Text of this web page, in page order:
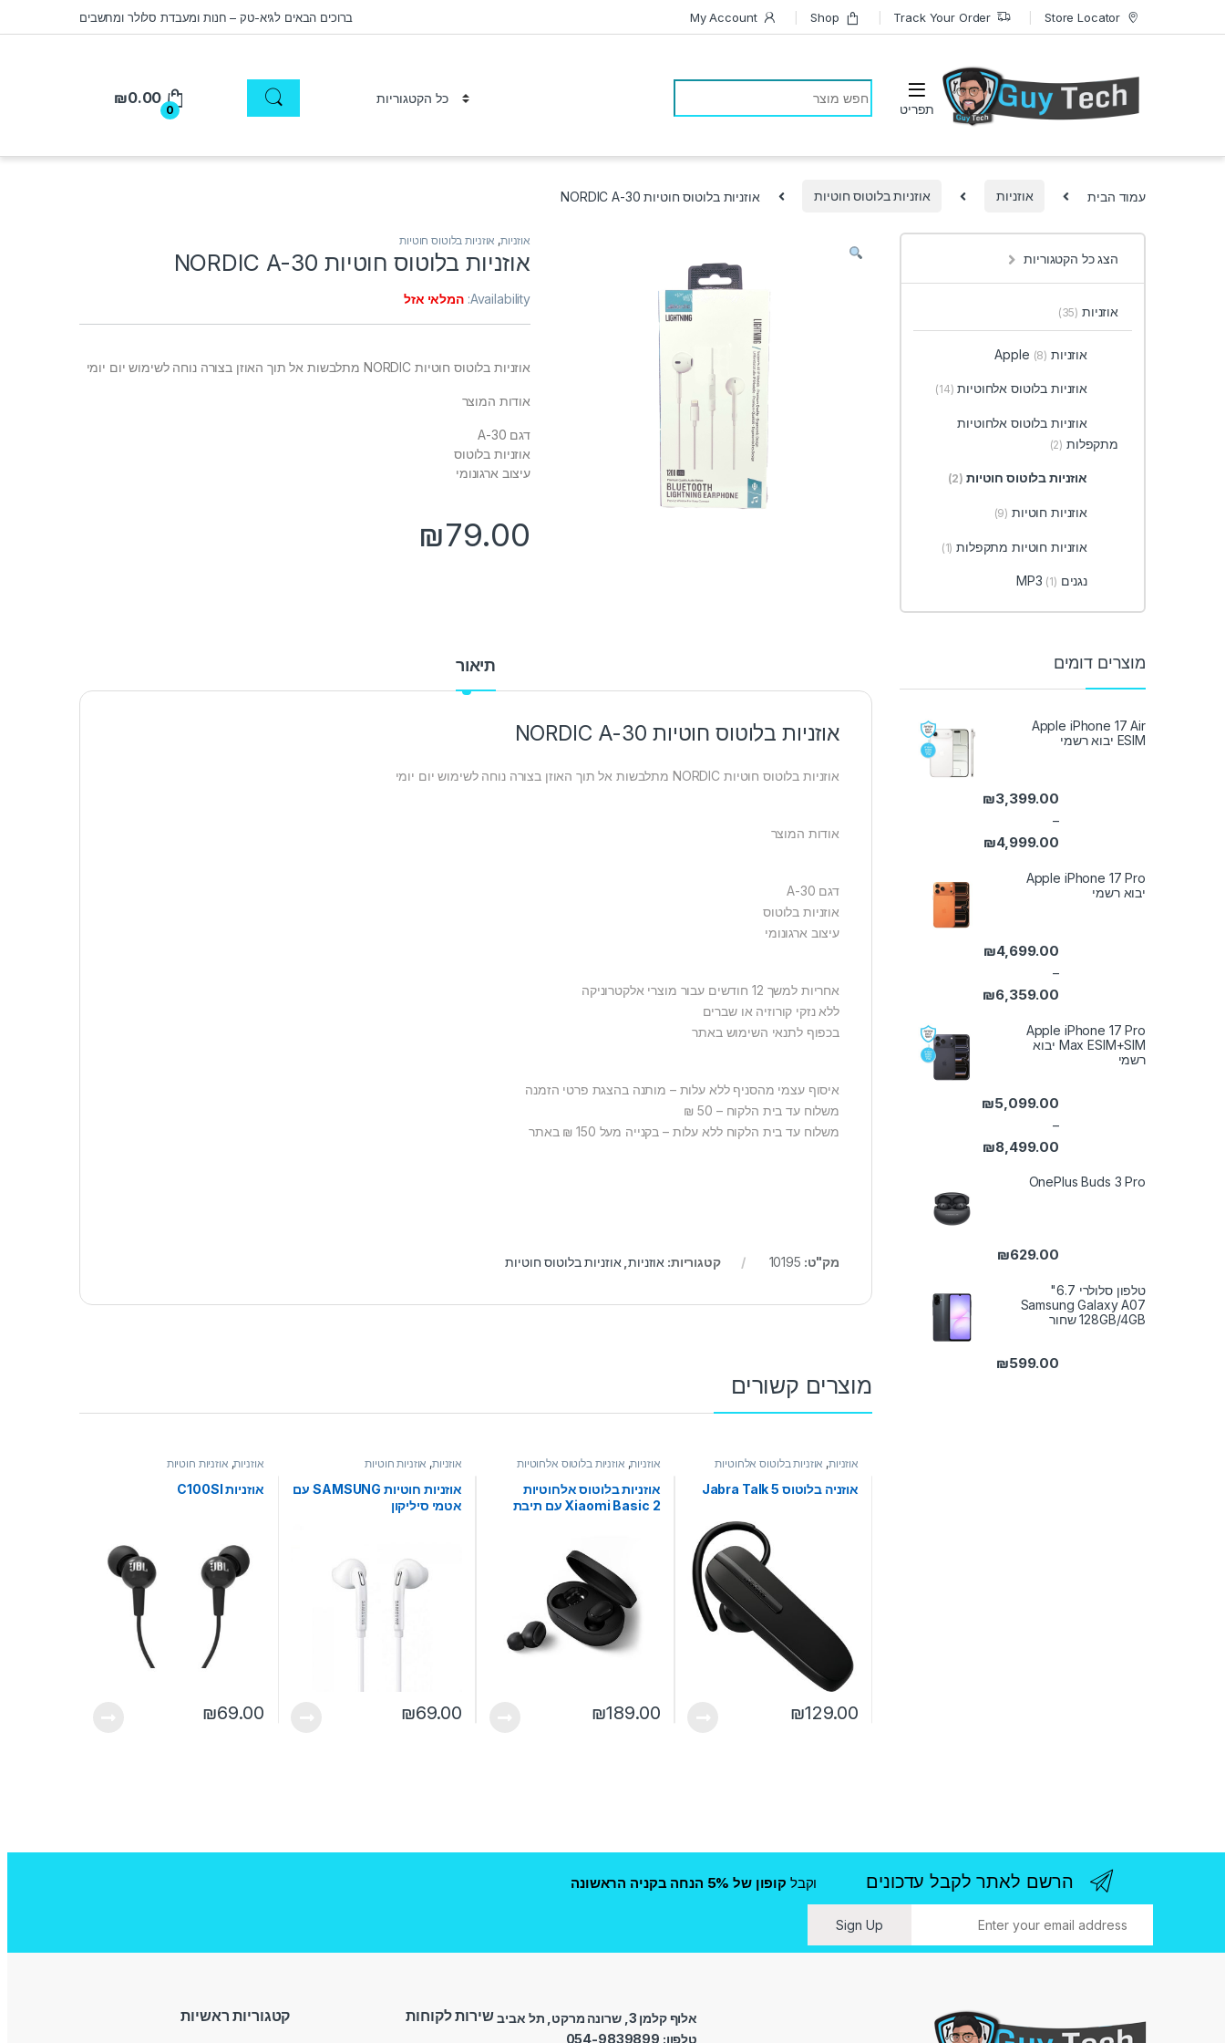
Skip to navigation ברוכים הבאים לגיא-טק – חנות ומעבדת סלולר ומחשבים Store Locator
Track Your Order
Shop
My Account
Search for:
0
₪0.00
עמוד הבית אוזניות אוזניות בלוטוס חוטיות אוזניות בלוטוס חוטיות NORDIC A-30
אוזניות, אוזניות בלוטוס חוטיות
אוזניות בלוטוס חוטיות NORDIC A-30
Availability: המלאי אזל
אוזניות בלוטוס חוטיות NORDIC מתלבשות אל תוך האוזן בצורה נוחה לשימוש יום יומי
אודות המוצר
דגם A-30
אוזניות בלוטוס
עיצוב ארגונומי
₪79.00
תיאור
אוזניות בלוטוס חוטיות NORDIC A-30
אוזניות בלוטוס חוטיות NORDIC מתלבשות אל תוך האוזן בצורה נוחה לשימוש יום יומי
אודות המוצר
דגם A-30
אוזניות בלוטוס
עיצוב ארגונומי
אחריות למשך 12 חודשים עבור מוצרי אלקטרוניקה
ללא נזקי קורוזיה או שברים
בכפוף לתנאי השימוש באתר
איסוף עצמי מהסניף ללא עלות – מותנה בהצגת פרטי הזמנה
משלוח עד בית הלקוח – 50 ₪
משלוח עד בית הלקוח ללא עלות – בקנייה מעל 150 ₪ באתר
מק"ט: 10195 קטגוריות: אוזניות, אוזניות בלוטוס חוטיות
מוצרים קשורים
אוזניות, אוזניות בלוטוס אלחוטיות
אוזניה בלוטוס Jabra Talk 5
₪129.00
אוזניות, אוזניות בלוטוס אלחוטיות
אוזניות בלוטוס אלחוטיות
Xiaomi Basic 2 עם תיבת
₪189.00
אוזניות, אוזניות חוטיות
אוזניות חוטיות SAMSUNG עם
אטמי סיליקון
₪69.00
אוזניות, אוזניות חוטיות
אוזניות C100SI
₪69.00
הצג כל הקטגוריות
אוזניות (35)
אוזניות Apple (8)
אוזניות בלוטוס אלחוטיות (14)
אוזניות בלוטוס אלחוטיות
מתקפלות (2)
אוזניות בלוטוס חוטיות (2)
אוזניות חוטיות (9)
אוזניות חוטיות מתקפלות (1)
נגנים MP3 (1)
מוצרים דומים
Apple iPhone 17 Air
ESIM יבוא רשמי
₪3,399.00
–
₪4,999.00
Apple iPhone 17 Pro
יבוא רשמי
₪4,699.00
–
₪6,359.00
Apple iPhone 17 Pro
Max ESIM+SIM יבוא
רשמי
₪5,099.00
–
₪8,499.00
OnePlus Buds 3 Pro
₪629.00
טלפון סלולרי 6.7"
Samsung Galaxy A07
128GB/4GB שחור
₪599.00
הרשם לאתר לקבל עדכונים וקבל קופון של 5% הנחה בקניה הראשונה
Sign Up
אלוף קלמן 3, שרונה מרקט, תל אביב
טלפון: 054-9839899
שירות לקוחות קטגוריות ראשיות